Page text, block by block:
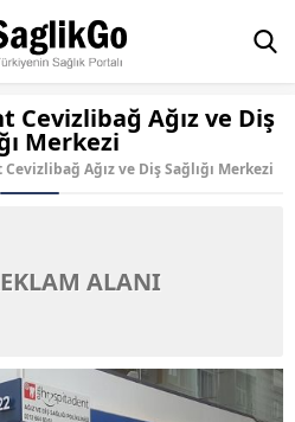
Cevizlibağ Ağız ve Diş
Merkezi
Ağız ve Diş Sağlığı Merkezi
ALANI